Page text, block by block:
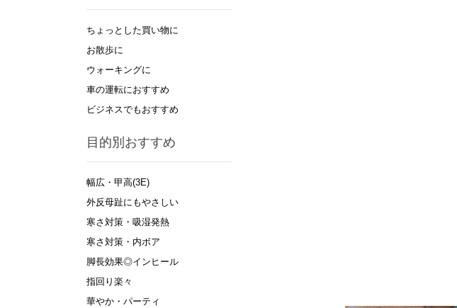
ちょっとした買い物に
お散歩に
ウォーキングに
車の運転におすすめ
ビジネスでもおすすめ
目的別おすすめ
幅広・甲高(3E)
外反母趾にもやさしい
寒さ対策・吸湿発熱
寒さ対策・内ボア
脚長効果◎インヒール
指回り楽々
華やか・パーティ